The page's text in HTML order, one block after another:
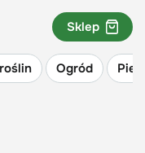
Ogród
Sklep